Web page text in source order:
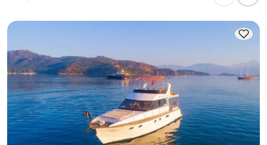
vaartcapaciteit.